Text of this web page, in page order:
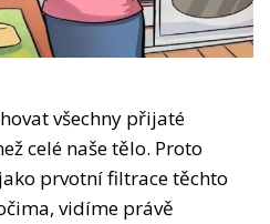
všechny přijaté
celé naše tělo. Proto
prvotní filtrace těchto
vidíme právě